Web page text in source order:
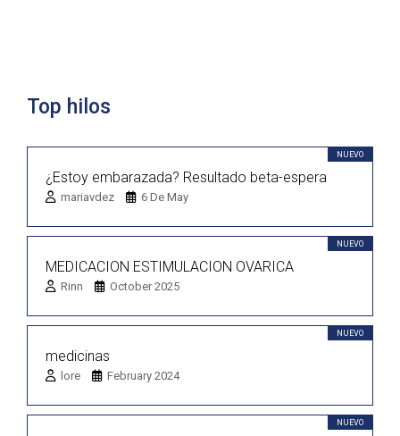
Top hilos
NUEVO
¿Estoy embarazada? Resultado beta-espera
mariavdez 6 De May
NUEVO
MEDICACION ESTIMULACION OVARICA
Rinn October 2025
NUEVO
medicinas
lore February 2024
NUEVO